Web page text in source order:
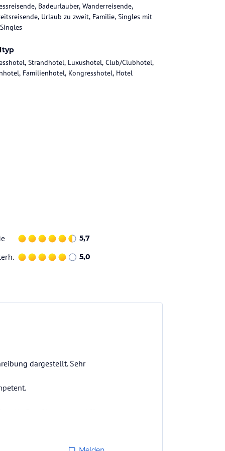
Badeurlauber, Wanderreisende,
Urlaub zu zweit, Familie, Singles mit
Strandhotel, Luxushotel, Club/Clubhotel,
Familienhotel, Kongresshotel, Hotel
5,7
5,0
dargestellt. Sehr